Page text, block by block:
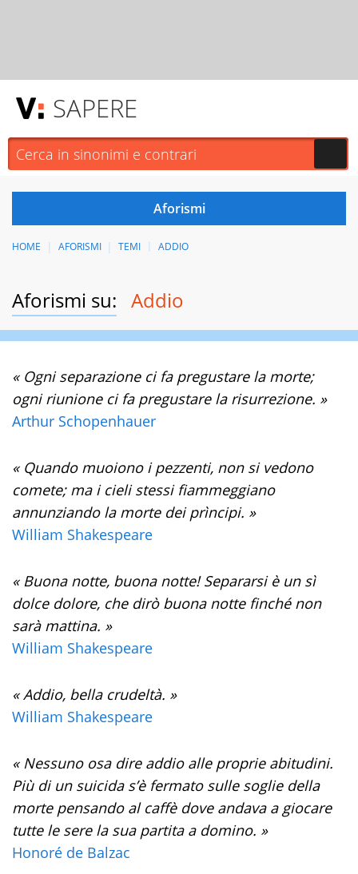
SAPERE
HOME AFORISMI TEMI ADDIO
Aforismi su: Addio
« Ogni separazione ci fa pregustare la morte;
ogni riunione ci fa pregustare la risurrezione. »
Arthur Schopenhauer
« Quando muoiono i pezzenti, non si vedono
comete; ma i cieli stessi fiammeggiano
annunziando la morte dei prìncipi. »
William Shakespeare
« Buona notte, buona notte! Separarsi è un sì
dolce dolore, che dirò buona notte finché non
sarà mattina. »
William Shakespeare
« Addio, bella crudeltà. »
William Shakespeare
« Nessuno osa dire addio alle proprie abitudini.
Più di un suicida s’è fermato sulle soglie della
morte pensando al caffè dove andava a giocare
tutte le sere la sua partita a domino. »
Honoré de Balzac